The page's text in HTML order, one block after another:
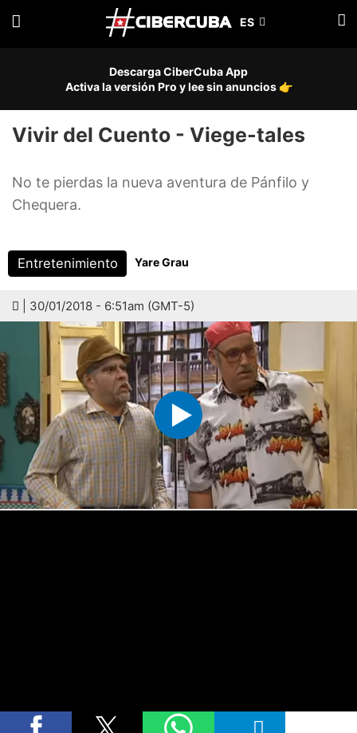
Descarga CiberCuba App
Activa la versión Pro y lee sin anuncios 👉
Vivir del Cuento - Viege-tales
No te pierdas la nueva aventura de Pánfilo y
Chequera.
Entretenimiento Yare Grau
| 30/01/2018 - 6:51am (GMT-5)